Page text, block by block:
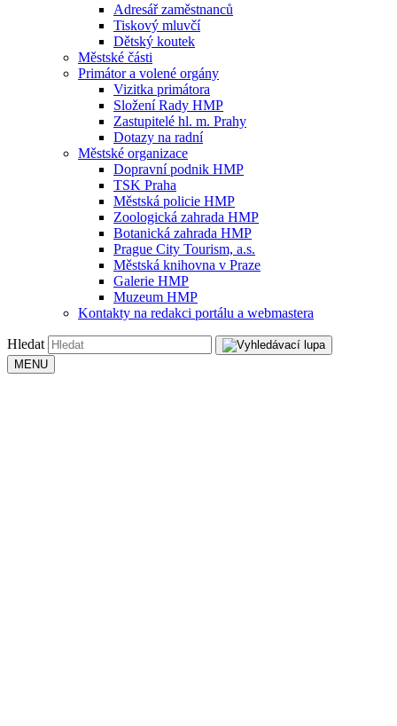
Adresář zaměstnanců
Tiskový mluvčí
Dětský koutek
Městské části
Primátor a volené orgány
Vizitka primátora
Složení Rady HMP
Zastupitelé hl. m. Prahy
Dotazy na radní
Městské organizace
Dopravní podnik HMP
TSK Praha
Městská policie HMP
Zoologická zahrada HMP
Botanická zahrada HMP
Prague City Tourism, a.s.
Městská knihovna v Praze
Galerie HMP
Muzeum HMP
Kontakty na redakci portálu a webmastera
Hledat
MENU